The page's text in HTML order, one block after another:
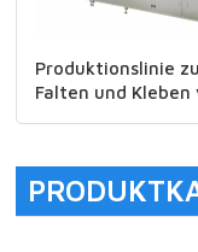
Produktionslinie
Falten und Kleben
Filterpatronen.